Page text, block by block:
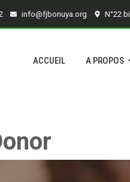
info@fjbonuya.org N°22
ACCUEIL A PROPOS